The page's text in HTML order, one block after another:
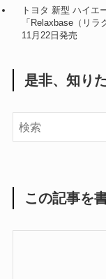
トヨタ 新型 ハイエ
「Relaxbase（リ
11月22日発売
是非、知り
この記事を